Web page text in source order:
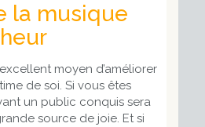
la musique
moyen d’améliorer
de soi. Si vous êtes
un public conquis sera
source de joie. Et si